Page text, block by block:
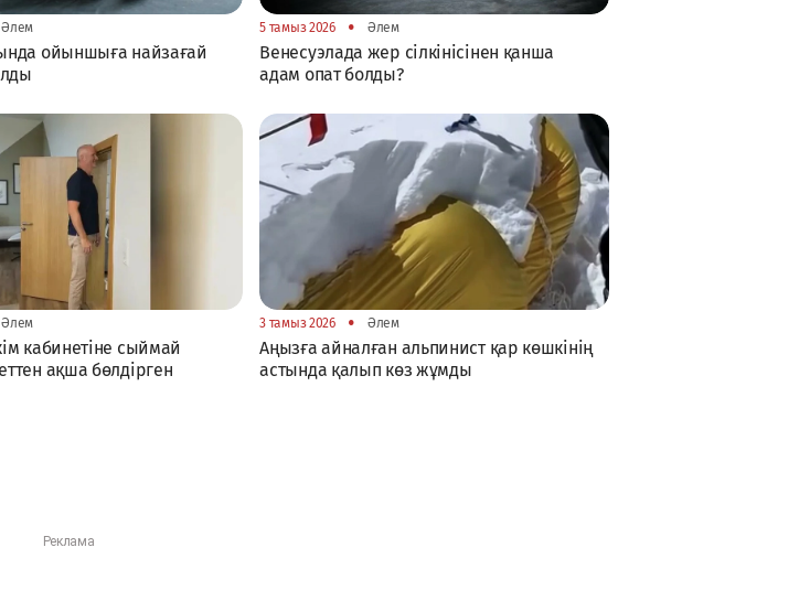
Әлем
ойыншыға найзағай
5 тамыз 2026 • Әлем
Венесуэлада жер сілкінісінен қанша
адам опат болды?
Әлем
кабинетіне сыймай
ақша бөлдірген
3 тамыз 2026 • Әлем
Аңызға айналған альпинист қар көшкінің
астында қалып көз жұмды